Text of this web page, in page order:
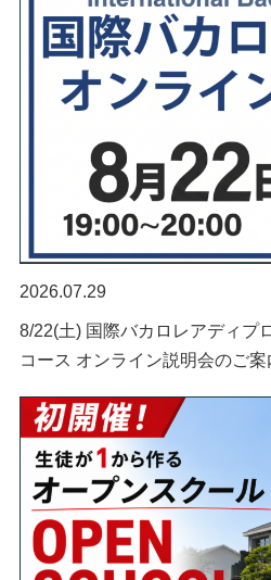
2026.07.29
8/22(土) 国際バカロレアディプ
コース オンライン説明会のご案